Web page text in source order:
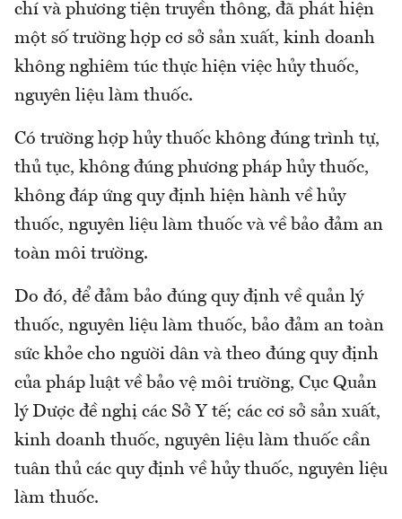
chí và phương tiện truyền thông, đã phát hiện
một số trường hợp cơ sở sản xuất, kinh doanh
không nghiêm túc thực hiện việc hủy thuốc,
nguyên liệu làm thuốc.
Có trường hợp hủy thuốc không đúng trình tự,
thủ tục, không đúng phương pháp hủy thuốc,
không đáp ứng quy định hiện hành về hủy
thuốc, nguyên liệu làm thuốc và về bảo đảm an
toàn môi trường.
Do đó, để đảm bảo đúng quy định về quản lý
thuốc, nguyên liệu làm thuốc, bảo đảm an toàn
sức khỏe cho người dân và theo đúng quy định
của pháp luật về bảo vệ môi trường, Cục Quản
lý Dược đề nghị các Sở Y tế; các cơ sở sản xuất,
kinh doanh thuốc, nguyên liệu làm thuốc cần
tuân thủ các quy định về hủy thuốc, nguyên liệu
làm thuốc.